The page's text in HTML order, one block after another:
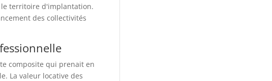
territoire d'implantation.
des collectivités
composite qui prenait en
La valeur locative des